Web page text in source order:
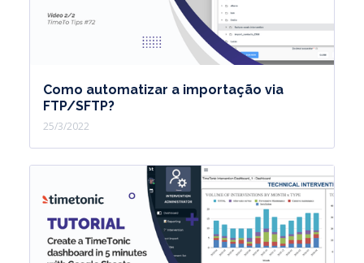
Como automatizar a importação via
FTP/SFTP?
25/3/2022